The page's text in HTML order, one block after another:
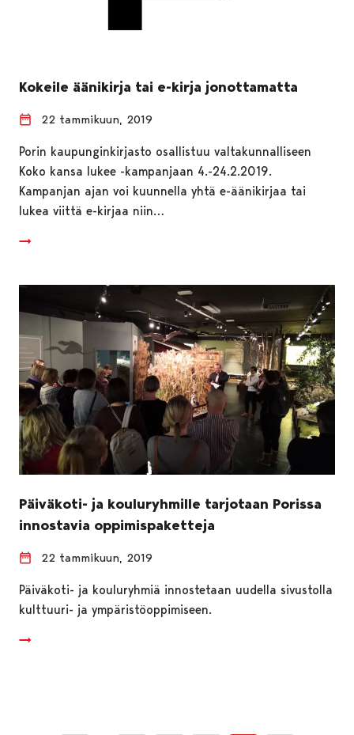
Kokeile äänikirja tai e-kirja jonottamatta
22 tammikuun, 2019
Porin kaupunginkirjasto osallistuu valtakunnalliseen
Koko kansa lukee -kampanjaan 4.-24.2.2019.
Kampanjan ajan voi kuunnella yhtä e-äänikirjaa tai
lukea viittä e-kirjaa niin…
Päiväkoti- ja kouluryhmille tarjotaan Porissa
innostavia oppimispaketteja
22 tammikuun, 2019
Päiväkoti- ja kouluryhmiä innostetaan uudella sivustolla
kulttuuri- ja ympäristöoppimiseen.